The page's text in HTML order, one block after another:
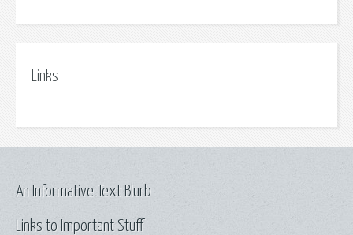
Links
Links to Important Stuff
An Informative Text Blurb